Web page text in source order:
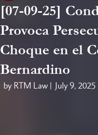
[07-09-25]
Provoca
Choque en el
Bernardino
by RTM Law | July 9, 2025